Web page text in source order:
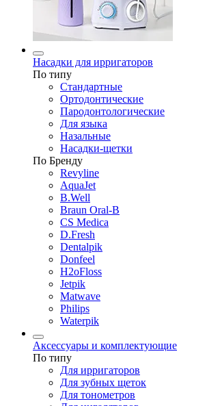
Насадки для ирригаторов
По типу
Стандартные
Ортодонтические
Пародонтологические
Для языка
Назальные
Насадки-щетки
По Бренду
Revyline
AquaJet
B.Well
Braun Oral-B
CS Medica
D.Fresh
Dentalpik
Donfeel
H2oFloss
Jetpik
Matwave
Philips
Waterpik
Аксессуары и комплектующие
По типу
Для ирригаторов
Для зубных щеток
Для тонометров